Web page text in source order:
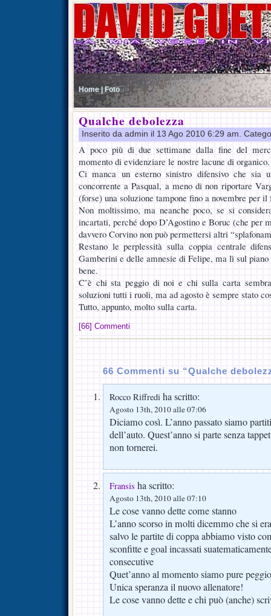
Home | Foto
Qualche debolezza
Inserito da admin il 13 Ago 2010 6:29 am.
A poco più di due settimane dalla fine del
momento di evidenziare le nostre lacune di organico.
Ci manca un esterno sinistro difensivo che sia
concorrente a Pasqual, a meno di non riportare
(forse) una soluzione tampone fino a novembre per il
Non moltissimo, ma neanche poco, se si
incartati, perché dopo D’Agostino e Boruc (che per
davvero Corvino non può permettersi altri
Restano le perplessità sulla coppia centrale
Gamberini e delle amnesie di Felipe, ma lì sul
bene.
C’è chi sta peggio di noi e chi sulla carta
soluzioni tutti i ruoli, ma ad agosto è sempre stato
Tutto, appunto, molto sulla carta.
[66] Commenti
66 Commenti su “Qualche
Rocco Riffredi ha scritto:
Agosto 13th, 2010 alle 07:06
Diciamo così. L’anno passato siamo
dell’auto. Quest’anno si parte senza
non tornerei.
Fransis ha scritto:
Agosto 13th, 2010 alle 07:10
Le cose vanno dette come stanno
L’anno scorso in molti dicemmo che si
salvo le partite di coppa abbiamo visto
sconfitte e goal incassati
consecutive
Quet’anno al momento siamo pure
Unica speranza il nuovo allenatore!
Le cose vanno dette e chi può (anche)